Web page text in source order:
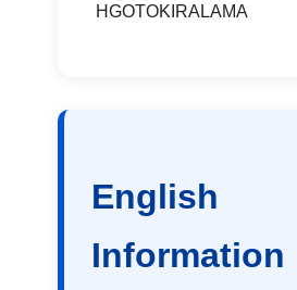
HGOTOKIRALAMA
English
Information